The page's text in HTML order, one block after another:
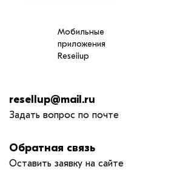
Мобильные
приложения
Reseiiup
resellup@mail.ru
Задать вопрос по почте
Обратная связь
Оставить заявку на сайте